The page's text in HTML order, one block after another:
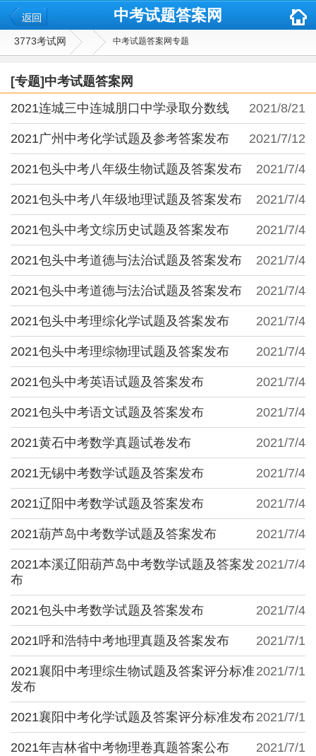
✕
中考试题答案网
3773考试网 中考试题答案网专题
[专题]中考试题答案网
2021/8/21
2021连城三中连城朋口中学录取分数线
2021/7/12
2021广州中考化学试题及参考答案发布
2021/7/4
2021包头中考八年级生物试题及答案发布
2021/7/4
2021包头中考八年级地理试题及答案发布
2021/7/4
2021包头中考文综历史试题及答案发布
2021/7/4
2021包头中考道德与法治试题及答案发布
2021/7/4
2021包头中考道德与法治试题及答案发布
2021/7/4
2021包头中考理综化学试题及答案发布
2021/7/4
2021包头中考理综物理试题及答案发布
2021/7/4
2021包头中考英语试题及答案发布
2021/7/4
2021包头中考语文试题及答案发布
2021/7/4
2021黄石中考数学真题试卷发布
2021/7/4
2021无锡中考数学试题及答案发布
2021/7/4
2021辽阳中考数学试题及答案发布
2021/7/4
2021葫芦岛中考数学试题及答案发布
2021/7/4
2021本溪辽阳葫芦岛中考数学试题及答案发
布
2021/7/4
2021包头中考数学试题及答案发布
2021/7/1
2021呼和浩特中考地理真题及答案发布
2021/7/1
2021襄阳中考理综生物试题及答案评分标准
发布
2021/7/1
2021襄阳中考化学试题及答案评分标准发布
2021/7/1
2021年吉林省中考物理卷真题答案公布